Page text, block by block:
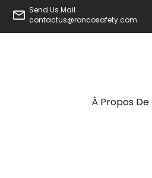
Send Us Mail
contactus@roncosafety.com
À Propos